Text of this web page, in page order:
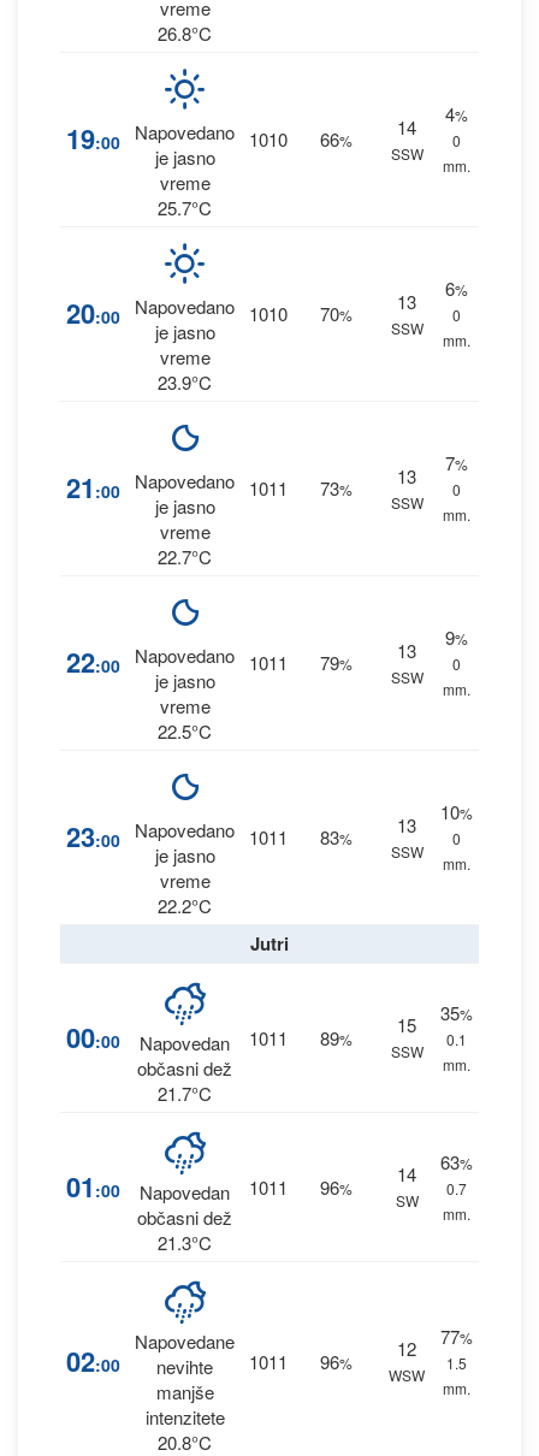
vreme
26.8°C
19:00
Napovedano
je jasno
vreme
25.7°C
1010 66%
14
SSW
4%
0
mm.
20:00
Napovedano
je jasno
vreme
23.9°C
1010 70%
13
SSW
6%
0
mm.
21 :00
Napovedano
je jasno
vreme
22.7°C
1011 73%
13
SSW
7%
0
mm.
22:00
Napovedano
je jasno
vreme
22.5°C
1011 79%
13
SSW
9%
0
mm.
23:00
Napovedano
je jasno
vreme
22.2°C
1011 83%
13
SSW
10%
0
mm.
Jutri
00:00
Napovedan
občasni dež
21.7°C
1011 89%
15
SSW
35%
0.1
mm.
01 :00
Napovedan
občasni dež
21.3°C
1011 96%
14
SW
63%
0.7
mm.
02:00
Napovedane
nevihte
manjše
intenzitete
20.8°C
1011 96%
12
WSW
77%
1.5
mm.